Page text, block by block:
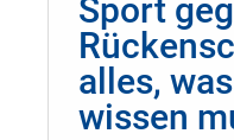
Sport
alles,
wissen